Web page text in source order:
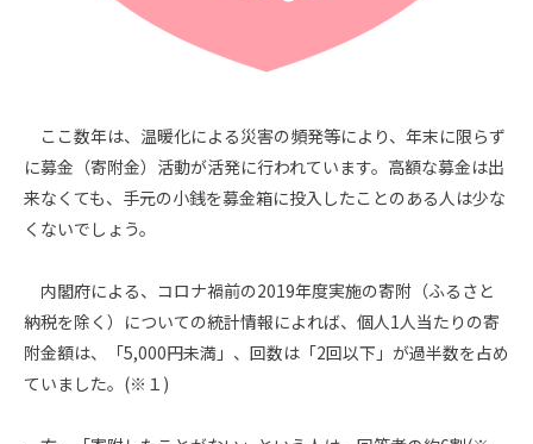
ここ数年は、温暖化による災害の頻発等により、年末に限らず
に募金（寄附金）活動が活発に行われています。高額な募金は出
来なくても、手元の小銭を募金箱に投入したことのある人は少な
くないでしょう。
内閣府による、コロナ禍前の2019年度実施の寄附（ふるさと
納税を除く）についての統計情報によれば、個人 1 人当たりの寄
附金額は、「5,000円未満」、回数は「2回以下」が過半数を占め
ていました。 (※１ )